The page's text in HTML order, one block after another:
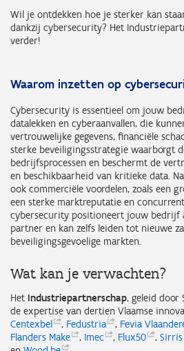
Wil je ontdekken hoe je sterker kan
dankzij cybersecurity? Het
verder!
Waarom inzetten op
Cybersecurity is essentieel om jouw
datalekken en cyberaanvallen, die
vertrouwelijke gegevens, financiële
sterke beveiligingsstrategie waarborgt
bedrijfsprocessen en beschermt de
en beschikbaarheid van kritieke data.
ook commerciële voordelen, zoals een
een sterke marktreputatie en
cybersecurity positioneert jouw bedrijf
partner en kan zelfs leiden tot nieuwe
beveiligingsgevoelige markten.
Wat kan je verwachten?
Het Industriepartnerschap, geleid door
de expertise van dertien Vlaamse
Centexbel
, Fedustria , Fevia
Flanders Make , Imec , Flux50 , Sirris